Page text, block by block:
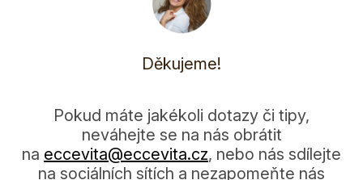
Děkujeme!
Pokud máte jakékoli dotazy či tipy,
neváhejte se na nás obrátit
na eccevita@eccevi­ta.cz, nebo nás sdílejte
na sociálních sítích a nezapomeňte nás